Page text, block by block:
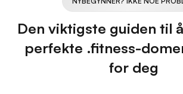
Den viktigste guiden til
perfekte .fitness-
for deg